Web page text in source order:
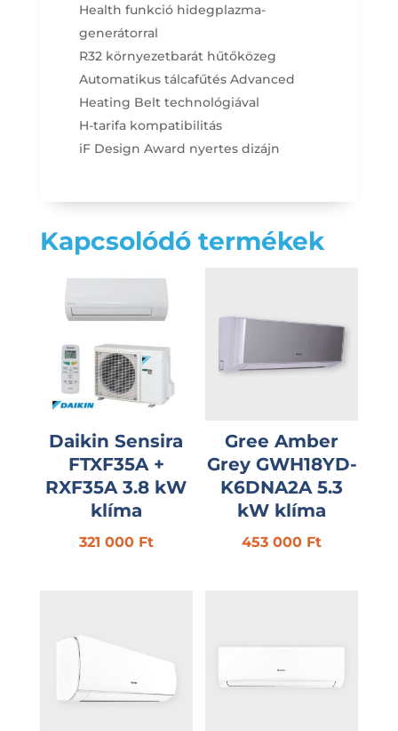
Health funkció hidegplazma-
generátorral
R32 környezetbarát hűtőközeg
Automatikus tálcafűtés Advanced
Heating Belt technológiával
H-tarifa kompatibilitás
iF Design Award nyertes dizájn
Kapcsolódó termékek
Daikin Sensira
FTXF35A +
RXF35A 3.8 kW
klíma
321 000 Ft
Gree Amber
Grey GWH18YD-
K6DNA2A 5.3
kW klíma
453 000 Ft